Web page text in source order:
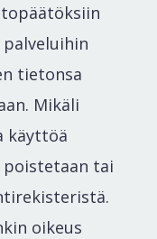
tietonsa
Mikäli
käyttöä
tai
oikeus